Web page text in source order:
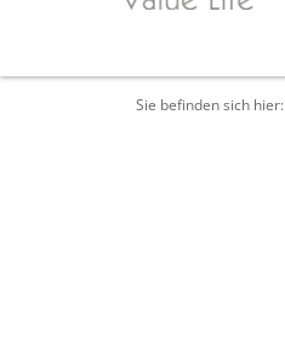
Sie befinden sich hier: